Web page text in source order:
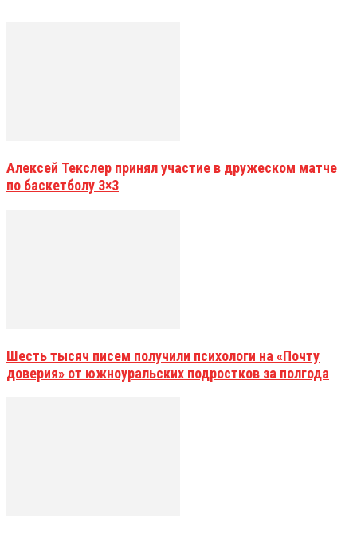
Алексей Текслер принял участие в дружеском матче
по баскетболу 3×3
Шесть тысяч писем получили психологи на «Почту
доверия» от южноуральских подростков за полгода